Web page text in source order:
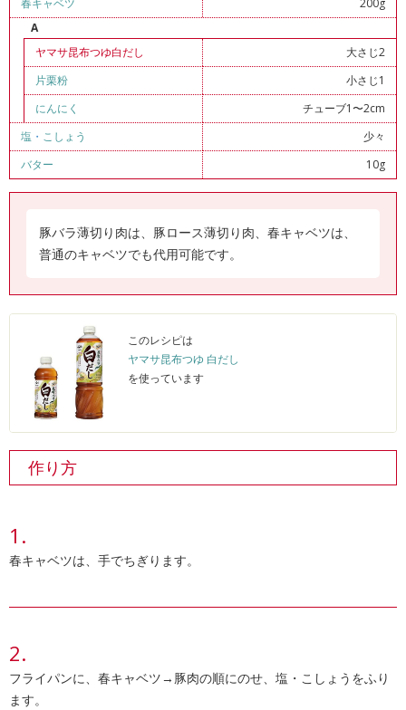
春キャベツ
200g
A
ヤマサ昆布つゆ白だし
大さじ2
片栗粉
小さじ1
にんにく
チューブ1〜2cm
塩 ・ こしょう
少々
バター
10g
豚バラ薄切り肉は、豚ロース薄切り肉、春キャベツは、
普通のキャベツでも代用可能です。
このレシピは
ヤマサ昆布つゆ 白だし
を使っています
作り方
春キャベツは、手でちぎります。
フライパンに、春キャベツ→豚肉の順にのせ、塩・こしょうをふり
ます。